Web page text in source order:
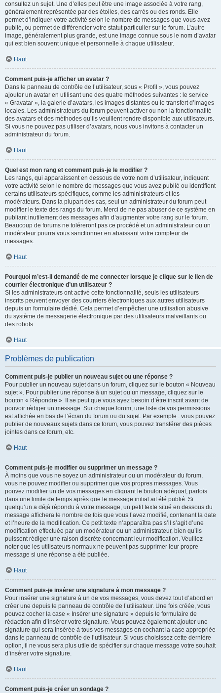
consultez un sujet. Une d’elles peut être une image associée à votre rang,
généralement représentée par des étoiles, des carrés ou des ronds. Elle
permet d’indiquer votre activité selon le nombre de messages que vous avez
publié, ou permet de différencier votre statut particulier sur le forum. L’autre
image, généralement plus grande, est une image connue sous le nom d’avatar
qui est bien souvent unique et personnelle à chaque utilisateur.
Haut
Comment puis-je afficher un avatar ?
Dans le panneau de contrôle de l’utilisateur, sous « Profil », vous pouvez
ajouter un avatar en utilisant une des quatre méthodes suivantes : le service
« Gravatar », la galerie d’avatars, les images distantes ou le transfert d’images
locales. Les administrateurs du forum peuvent activer ou non la fonctionnalité
des avatars et des méthodes qu’ils veuillent rendre disponible aux utilisateurs.
Si vous ne pouvez pas utiliser d’avatars, nous vous invitons à contacter un
administrateur du forum.
Haut
Quel est mon rang et comment puis-je le modifier ?
Les rangs, qui apparaissent en dessous de votre nom d’utilisateur, indiquent
votre activité selon le nombre de messages que vous avez publié ou identifient
certains utilisateurs spécifiques, comme les administrateurs et les
modérateurs. Dans la plupart des cas, seul un administrateur du forum peut
modifier le texte des rangs du forum. Merci de ne pas abuser de ce système en
publiant inutilement des messages afin d’augmenter votre rang sur le forum.
Beaucoup de forums ne toléreront pas ce procédé et un administrateur ou un
modérateur pourra vous sanctionner en abaissant votre compteur de
messages.
Haut
Pourquoi m’est-il demandé de me connecter lorsque je clique sur le lien de
courrier électronique d’un utilisateur ?
Si les administrateurs ont activé cette fonctionnalité, seuls les utilisateurs
inscrits peuvent envoyer des courriers électroniques aux autres utilisateurs
depuis un formulaire dédié. Cela permet d’empêcher une utilisation abusive
du système de messagerie électronique par des utilisateurs malveillants ou
des robots.
Haut
Problèmes de publication
Comment puis-je publier un nouveau sujet ou une réponse ?
Pour publier un nouveau sujet dans un forum, cliquez sur le bouton « Nouveau
sujet ». Pour publier une réponse à un sujet ou un message, cliquez sur le
bouton « Répondre ». Il se peut que vous ayez besoin d’être inscrit avant de
pouvoir rédiger un message. Sur chaque forum, une liste de vos permissions
est affichée en bas de l’écran du forum ou du sujet. Par exemple : vous pouvez
publier de nouveaux sujets dans ce forum, vous pouvez transférer des pièces
jointes dans ce forum, etc.
Haut
Comment puis-je modifier ou supprimer un message ?
À moins que vous ne soyez un administrateur ou un modérateur du forum,
vous ne pouvez modifier ou supprimer que vos propres messages. Vous
pouvez modifier un de vos messages en cliquant le bouton adéquat, parfois
dans une limite de temps après que le message initial ait été publié. Si
quelqu’un a déjà répondu à votre message, un petit texte situé en dessous du
message affichera le nombre de fois que vous l’avez modifié, contenant la date
et l’heure de la modification. Ce petit texte n’apparaîtra pas s’il s’agit d’une
modification effectuée par un modérateur ou un administrateur, bien qu’ils
puissent rédiger une raison discrète concernant leur modification. Veuillez
noter que les utilisateurs normaux ne peuvent pas supprimer leur propre
message si une réponse a été publiée.
Haut
Comment puis-je insérer une signature à mon message ?
Pour insérer une signature à un de vos messages, vous devez tout d’abord en
créer une depuis le panneau de contrôle de l’utilisateur. Une fois créée, vous
pouvez cocher la case « Insérer une signature » depuis le formulaire de
rédaction afin d’insérer votre signature. Vous pouvez également ajouter une
signature qui sera insérée à tous vos messages en cochant la case appropriée
dans le panneau de contrôle de l’utilisateur. Si vous choisissez cette dernière
option, il ne vous sera plus utile de spécifier sur chaque message votre souhait
d’insérer votre signature.
Haut
Comment puis-je créer un sondage ?